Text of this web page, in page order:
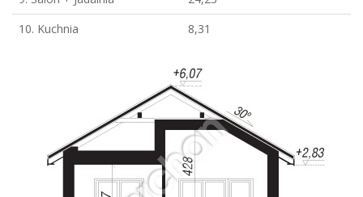
10. Kuchnia
8,31